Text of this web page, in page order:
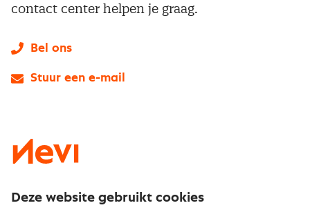
contact center helpen je graag.
Bel ons
Stuur een e-mail
Deze website gebruikt cookies